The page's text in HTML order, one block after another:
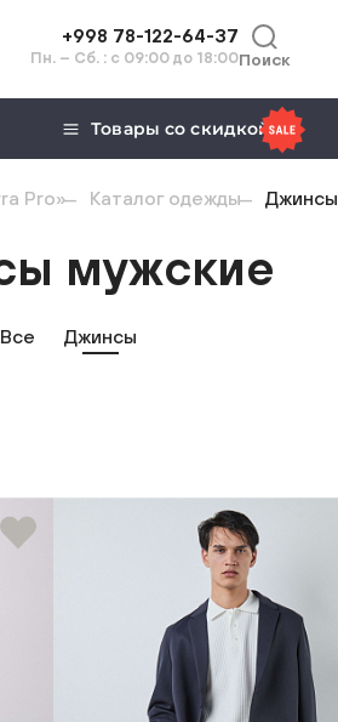
+998 78-122-64-37
Пн. – Сб. : с 09:00 до 18:00Поиск
Товары со скидкой
Pro» Каталог одежды Джинсы
мужские
Все Джинсы